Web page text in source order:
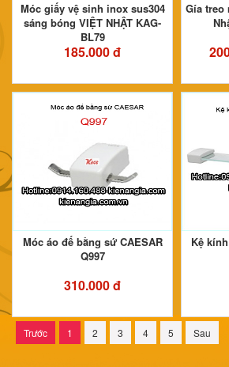
Móc giấy vệ sinh inox sus304
sáng bóng VIỆT NHẬT KAG-
BL79
185.000 đ
Gía treo
Móc áo đế bằng sứ CAESAR
Q997
310.000 đ
Kệ
Trước 1 2 3 4 5 Sau